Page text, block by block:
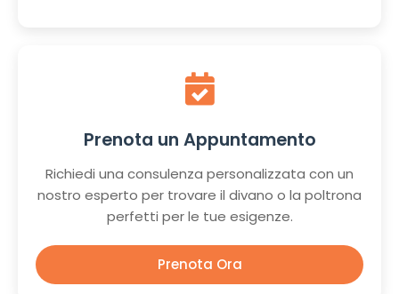
Prenota un Appuntamento
Richiedi una consulenza personalizzata con un
nostro esperto per trovare il divano o la poltrona
perfetti per le tue esigenze.
Prenota Ora